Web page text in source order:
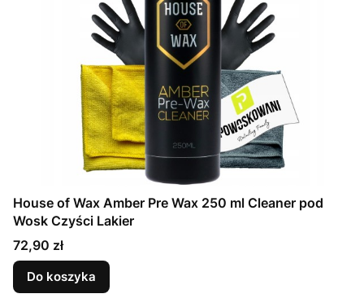
House of Wax Amber Pre Wax 250 ml Cleaner pod
Wosk Czyści Lakier
Cena
72,90 zł
Do koszyka